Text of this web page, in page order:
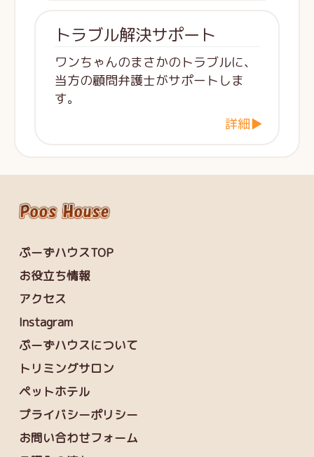
トラブル解決サポート
ワンちゃんのまさかのトラブルに、
当方の顧問弁護士がサポートしま
す。
詳細▶
ぷーずハウスTOP
お役立ち情報
アクセス
Instagram
ぷーずハウスについて
トリミングサロン
ペットホテル
プライバシーポリシー
お問い合わせフォーム